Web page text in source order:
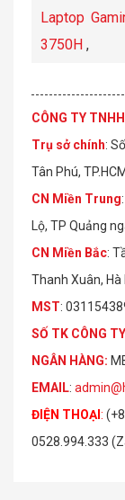
Laptop
3750H ,
CÔNG TY
Trụ sở chính:
Tân Phú, TP.HCM
CN Miền Trung
Lộ, TP Quảng
CN Miền Bắc:
Thanh Xuân, Hà
MST:
SỐ TK CÔ NG TY
NGÂN HÀNG:
EMAIL:
ĐIỆN THOẠI:
0528.994.333